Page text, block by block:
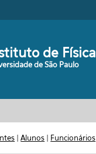
de Física
de São Paulo
|Alunos | Funcionários